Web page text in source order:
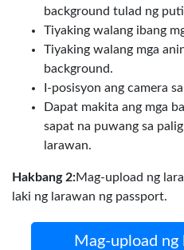
background tulad ng
Tiyaking walang ibang
Tiyaking walang mga
background.
I-posisyon ang camera
Dapat makita ang mga
sapat na puwang sa
larawan.
Hakbang 2:Mag-upload ng
laki ng larawan ng passport.
Mag-upload ng